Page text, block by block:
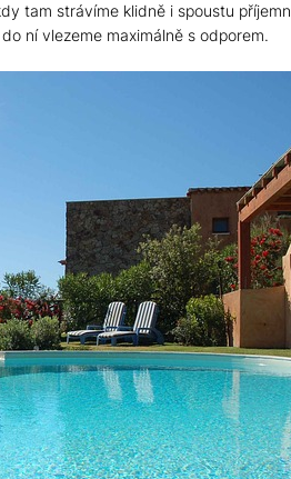
tam strávíme klidně i spoustu
ní vlezeme maximálně s odporem.